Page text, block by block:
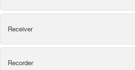
Receiver
Recorder